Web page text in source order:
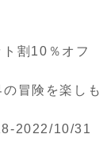
ト割10％オフ
冒険を楽しも
2022/10/31